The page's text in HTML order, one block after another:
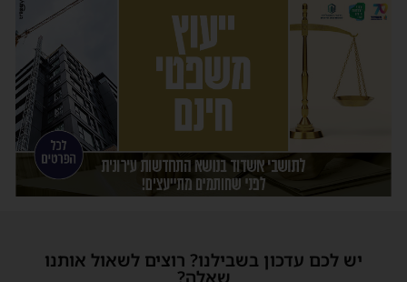
יש לכם עדכון בשבילנו? רוצים לשאול אותנו
שאלה?